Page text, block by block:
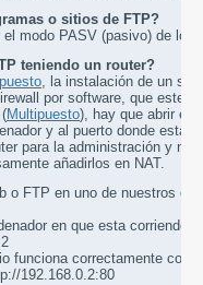
o sitios de FTP?
modo PASV (pasivo) de los
teniendo un router?
, la instalación de un
por software, que este
Multipuesto), hay que abrir el
y al puerto donde esta
para la administración y no
añadirlos en NAT.
o FTP en uno de nuestros
en que esta corriendo
funciona correctamente
192.168.0.2:80